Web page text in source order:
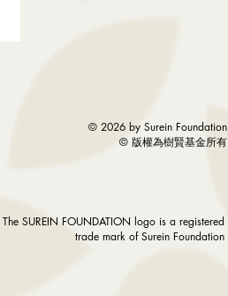
© 2026 by Surein Foundation
© 版權為樹賢基金所有
The SUREIN FOUNDATION logo is a registered
trade mark of Surein Foundation